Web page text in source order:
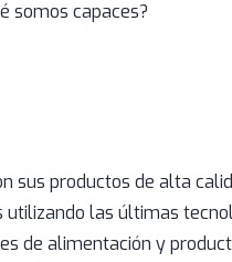
somos capaces?
sus productos de alta
las últimas
de alimentación y